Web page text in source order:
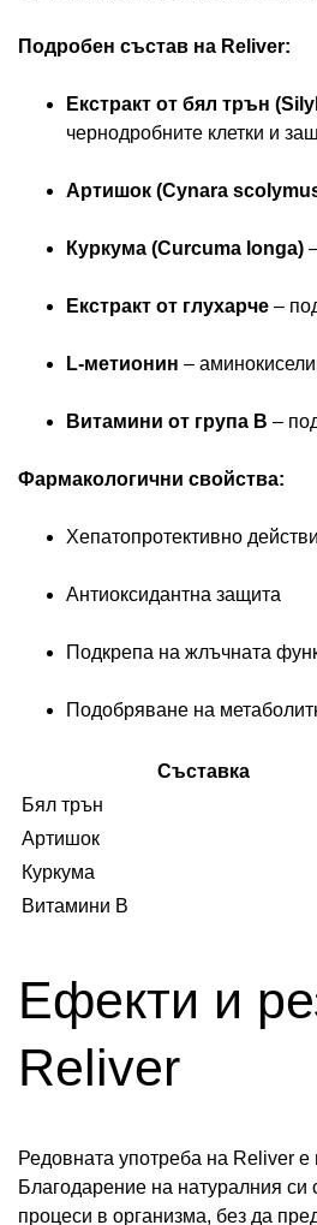
Подробен състав на Reliver:
Екстракт от бял трън
чернодробните клетки и
Артишок (Cynara
Куркума (Curcuma longa)
Екстракт от глухарче –
L-метионин –
Витамини от група B –
Фармакологични свойства:
Хепатопротективно
Антиоксидантна защита
Подкрепа на жлъчната
Подобряване на
Съставка
Бял трън
Артишок
Куркума
Витамини B
Ефекти и
Reliver
Редовната употреба на Reliver
Благодарение на натуралния си
процеси в организма, без да